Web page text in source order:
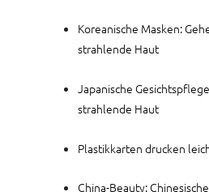
Koreanische Masken:
strahlende Haut
Japanische
strahlende Haut
Plastikkarten drucken
China-Beauty: